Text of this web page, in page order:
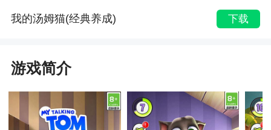
我的汤姆猫(经典养成) 下载
游戏简介